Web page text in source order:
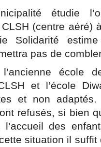
étudie
(centre aéré)
Solidarité
pas de
école
et l’école
et non
refusés, si bien
des
situation il